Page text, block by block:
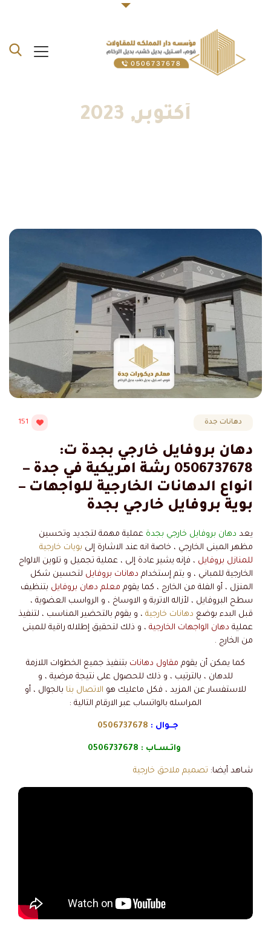
أكتوبر, 2023
دهانات جدة 151
دهان بروفايل خارجي بجدة ت:
0506737678 رشة امريكية في جدة –
انواع الدهانات الخارجية للواجهات –
بوية بروفايل خارجي بجدة
يعد دهان بروفايل خارجي بجدة عملية مهمة لتجديد وتحسين
مظهر المبنى الخارجي ، خاصة انه عند الاشارة إلى بويات خارجية
للمنازل بروفايل ، فإنه يشير عادة إلى ، عملية تجميل و تلوين الالواح
الخارجية للمباني ، و يتم إستخدام دهانات بروفايل لتحسين شكل
المنزل ، أو الفلة من الخارج ، كما يقوم معلم دهان بروفايل بتنظيف
سطح البروفايل ، لأزاله الاتربة و الاوساخ ، و الرواسب العضوية ،
قبل البدء بوضع دهانات خارجية ، و يقوم بالتحضير المناسب ، لتنفيذ
عملية دهان الواجهات الخارجية ، و ذلك لتحقيق إطلاله راقية للمبنى
من الخارج .
كما يمكن أن يقوم مقاول دهانات بتنفيذ جميع الخطوات اللازمة
للدهان ، بالترتيب ، و ذلك للحصول على نتيجة مرضية ، و
للاستفسار عن المزيد ، فكل ماعليك هو الاتصال بنا بالجوال ، أو
المراسله بالواتساب عبر الارقام التالية :
جــوال : 0506737678
واتـسـاب : 0506737678
شـاهد أيضا: تصميم ملاحق خارجية